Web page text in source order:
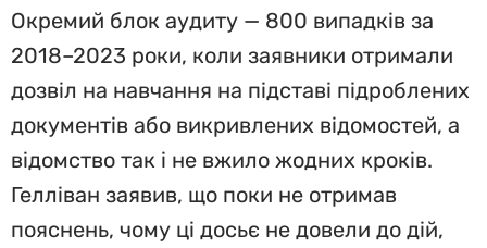
Окремий блок аудиту — 800 випадків за
2018–2023 роки, коли заявники отримали
дозвіл на навчання на підставі підроблених
документів або викривлених відомостей, а
відомство так і не вжило жодних кроків.
Гелліван заявив, що поки не отримав
пояснень, чому ці досьє не довели до дій,